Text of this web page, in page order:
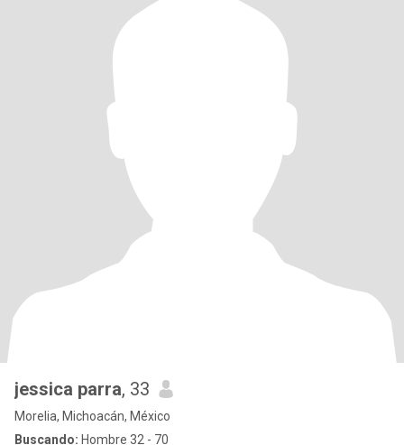
jessica parra, 33
Morelia, Michoacán, México
Buscando: Hombre 32 - 70